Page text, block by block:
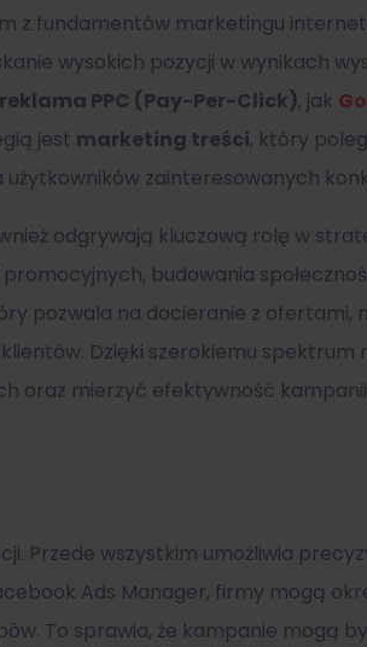
z fundamentów marketingu
wysokich pozycji w wynikach
reklama PPC (Pay-Per-Click), jak
jest marketing treści, który
użytkowników zainteresowanych
odgrywają kluczową rolę w
budowania
pozwala na docieranie z ofertami,
Dzięki szerokiemu spektrum
oraz mierzyć efektywność
Przede wszystkim umożliwia
Ads Manager, firmy mogą
To sprawia, że kampanie mogą